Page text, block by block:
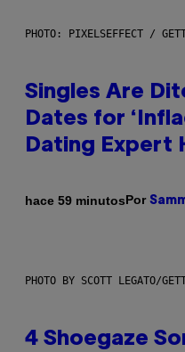
PHOTO: PIXELSEFFECT /
Singles Are
Dates for
Dating Expert
hace 59 minutosPor
PHOTO BY SCOTT LEGATO/
4 Shoegaze